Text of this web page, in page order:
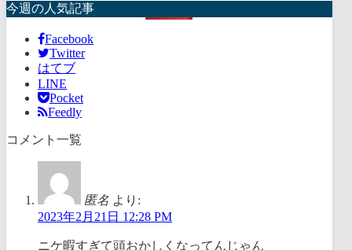
今週の人気記事
Facebook
Twitter
はてブ
LINE
Pocket
Feedly
コメント一覧
匿名 より:
2023年2月21日 12:28 PM
ニケ暇すぎて頭おかしくなってんじゃん